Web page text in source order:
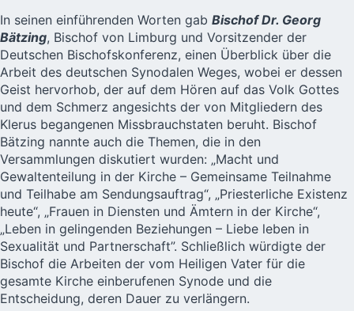
In seinen einführenden Worten gab Bischof Dr. Georg
Bätzing, Bischof von Limburg und Vorsitzender der
Deutschen Bischofskonferenz, einen Überblick über die
Arbeit des deutschen Synodalen Weges, wobei er dessen
Geist hervorhob, der auf dem Hören auf das Volk Gottes
und dem Schmerz angesichts der von Mitgliedern des
Klerus begangenen Missbrauchstaten beruht. Bischof
Bätzing nannte auch die Themen, die in den
Versammlungen diskutiert wurden: „Macht und
Gewaltenteilung in der Kirche – Gemeinsame Teilnahme
und Teilhabe am Sendungsauftrag“, „Priesterliche Existenz
heute“, „Frauen in Diensten und Ämtern in der Kirche“,
„Leben in gelingenden Beziehungen – Liebe leben in
Sexualität und Partnerschaft”. Schließlich würdigte der
Bischof die Arbeiten der vom Heiligen Vater für die
gesamte Kirche einberufenen Synode und die
Entscheidung, deren Dauer zu verlängern.